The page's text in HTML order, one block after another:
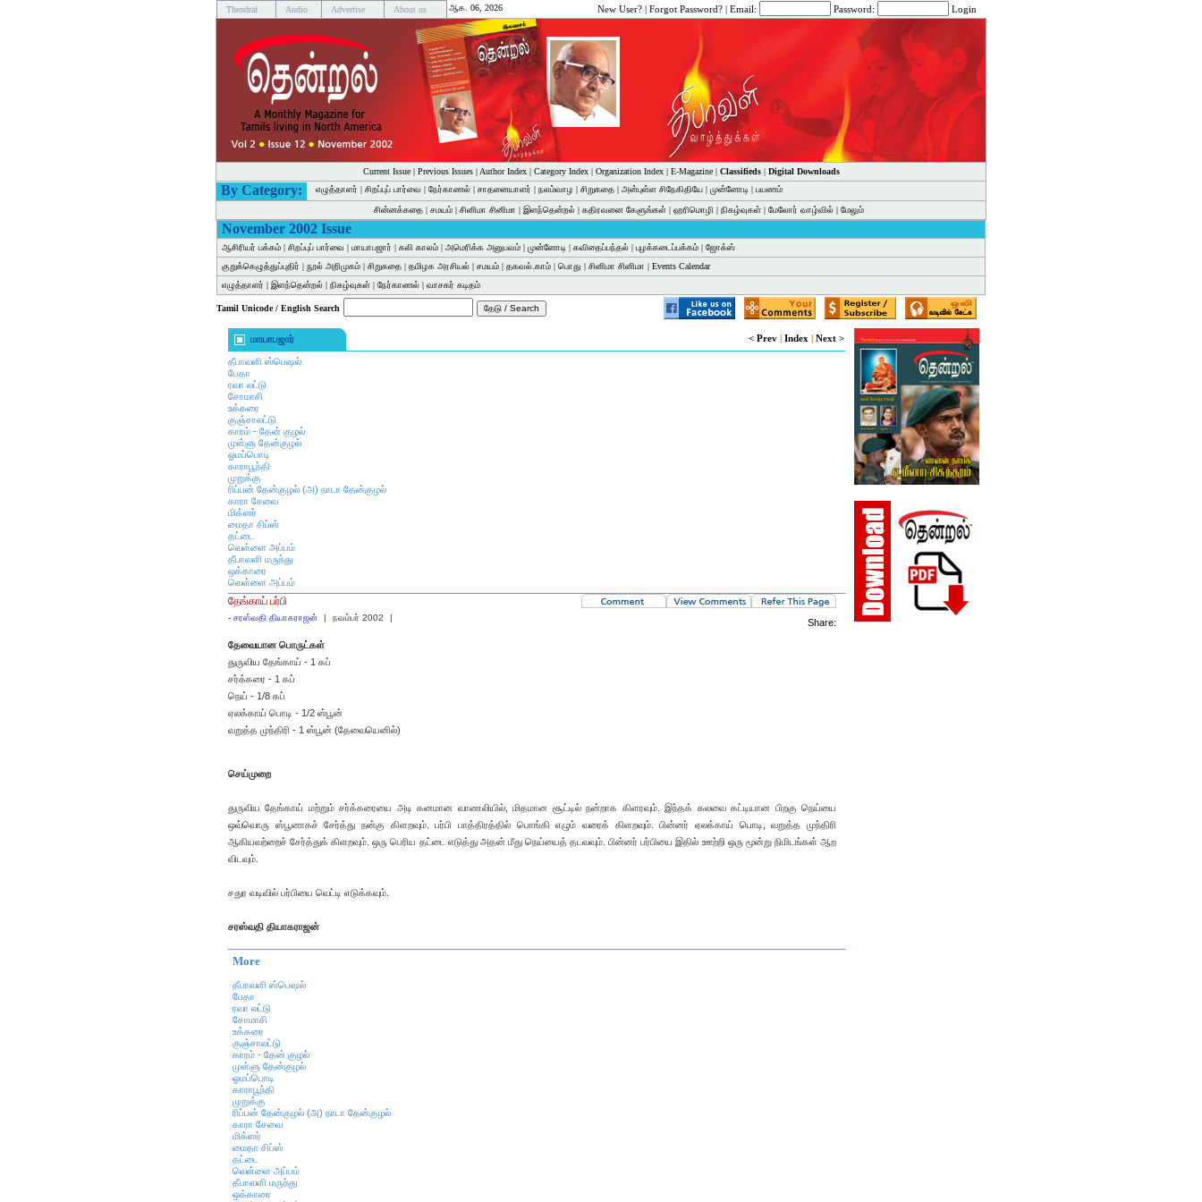
Thendral Audio Advertise About us ஆக. 06, 2026 New User? | Forgot Password? | Email: Password: Login
Current Issue| Previous Issues| Author Index| Category Index| Organization Index| E-Magazine| Classifieds| Digital Downloads
By Category: எழுத்தாளர் | சிறப்புப் பார்வை | நேர்காணல் | சாதனையாளர் | நலம்வாழ | சிறுகதை | அன்புள்ள சிநேகிதியே | முன்னோடி | பயணம்
சின்னக்கதை | சமயம் | சினிமா சினிமா | இளந்தென்றல் | கதிரவனை கேளுங்கள் | ஹரிமொழி | நிகழ்வுகள் | மேலோர் வாழ்வில் | மேலும்
November 2002 Issue
ஆசிரியர் பக்கம் | சிறப்புப் பார்வை | மாயாபஜார் | கலி காலம் | அமெரிக்க அனுபவம் | முன்னோடி | கவிதைப்பந்தல் | புழக்கடைப்பக்கம் | ஜோக்ஸ்
குறுக்கெழுத்துப்புதிர் | நூல் அறிமுகம் | சிறுகதை | தமிழக அரசியல் | சமயம் | தகவல்.காம் | பொது | சினிமா சினிமா | Events Calendar
எழுத்தாளர் | இளந்தென்றல் | நிகழ்வுகள் | நேர்காணல் | வாசகர் கடிதம்
Tamil Unicode / English Search
மாயாபஜார் < Prev | Index | Next >
தீபாவளி ஸ்பெஷல்
பேதா
ரவா லட்டு
சோமாசி
உக்கரை
குஞ்சாலட்டு
காரம் - தேன் குழல்
முள்ளு தேன்குழல்
ஓமப்பொடி
காராபூந்தி
முறுக்கு
ரிப்பன் தேன்குழல் (அ) நாடா தேன்குழல்
காரா சேவை
மிக்ஸர்
மைதா சிப்ஸ்
தட்டை
வெள்ளை அப்பம்
தீபாவளி மருந்து
ஒக்காரை
வெள்ளை அப்பம்
தேங்காய் பர்பி
- சரஸ்வதி தியாகராஜன் | நவம்பர் 2002 | Share:
தேவையான பொருட்கள்
துருவிய தேங்காய் - 1 கப்
சர்க்கரை - 1 கப்
நெய் - 1/8 கப்
ஏலக்காய் பொடி - 1/2 ஸ்பூன்
வறுத்த முந்திரி - 1 ஸ்பூன் (தேவையெனில்)
செய்முறை
துருவிய தேங்காய் மற்றும் சர்க்கரையை அடி கனமான வாணலியில், மிதமான சூட்டில் நன்றாக கிளரவும். இந்தக் கலவை கட்டியான பிறகு நெய்யை
ஒவ்வொரு ஸ்பூனாகச் சேர்த்து நன்கு கிளறவும். பர்பி பாத்திரத்தில் பொங்கி எழும் வரைக் கிளறவும். பின்னர் ஏலக்காய் பொடி, வறுத்த முந்திரி
ஆகியவற்றைச் சேர்த்துக் கிளறவும். ஒரு பெரிய தட்டை எடுத்து அதன் மீது நெய்யைத் தடவவும். பின்னர் பர்பியை இதில் ஊற்றி ஒரு மூன்று நிமிடங்கள் ஆற
விடவும்.
சதுர வடிவில் பர்பியை வெட்டி எடுக்கவும்.
சரஸ்வதி தியாகராஜன்
More
தீபாவளி ஸ்பெஷல்
பேதா
ரவா லட்டு
சோமாசி
உக்கரை
குஞ்சாலட்டு
காரம் - தேன் குழல்
முள்ளு தேன்குழல்
ஓமப்பொடி
காராபூந்தி
முறுக்கு
ரிப்பன் தேன்குழல் (அ) நாடா தேன்குழல்
காரா சேவை
மிக்ஸர்
மைதா சிப்ஸ்
தட்டை
வெள்ளை அப்பம்
தீபாவளி மருந்து
ஒக்காரை